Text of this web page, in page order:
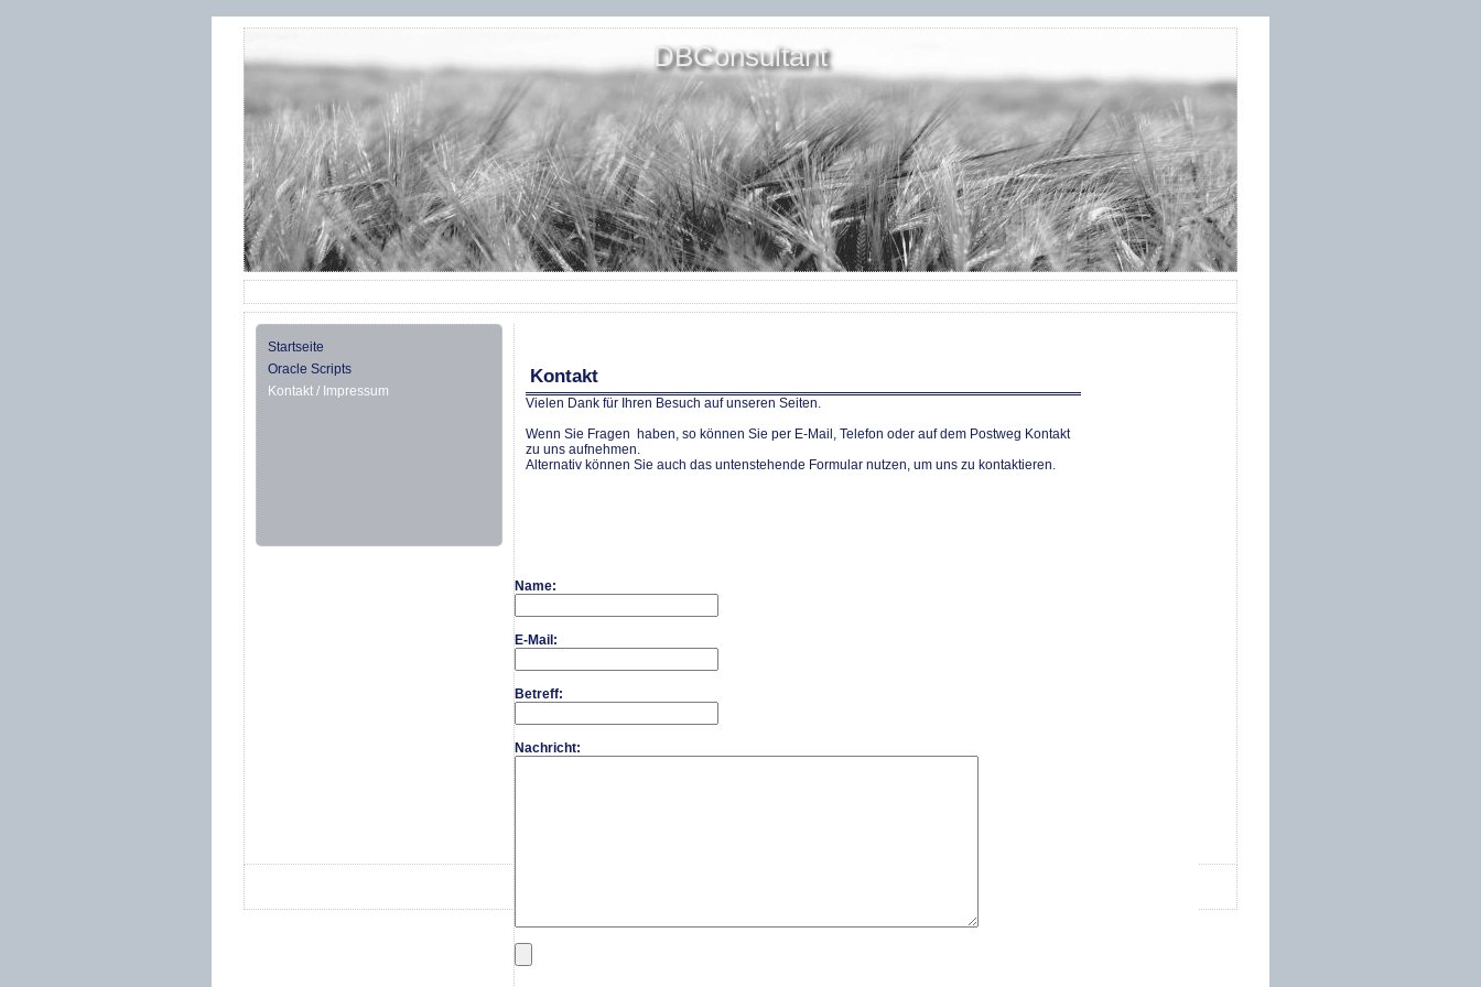
DBConsultant
Startseite
Oracle Scripts
Kontakt / Impressum
Kontakt
Vielen Dank für Ihren Besuch auf unseren Seiten.
Wenn Sie Fragen haben, so können Sie per E-Mail, Telefon oder auf dem Postweg Kontakt
zu uns aufnehmen.
Alternativ können Sie auch das untenstehende Formular nutzen, um uns zu kontaktieren.
Name:
E-Mail:
Betreff:
Nachricht: